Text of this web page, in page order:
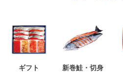
ギフト 新巻鮭・切身